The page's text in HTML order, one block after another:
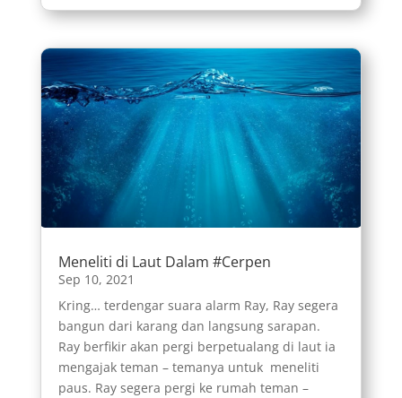
Meneliti di Laut Dalam #Cerpen
Sep 10, 2021
Kring… terdengar suara alarm Ray, Ray segera
bangun dari karang dan langsung sarapan.
Ray berfikir akan pergi berpetualang di laut ia
mengajak teman – temanya untuk meneliti
paus. Ray segera pergi ke rumah teman –